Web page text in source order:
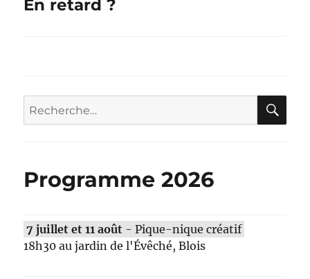
En retard ?
Recherche
pour :
Programme 2026
7 juillet et 11 août - Pique-nique créatif
18h30 au jardin de l'Évêché, Blois